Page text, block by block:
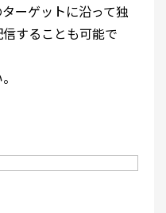
ーゲットに沿って独
することも可能で